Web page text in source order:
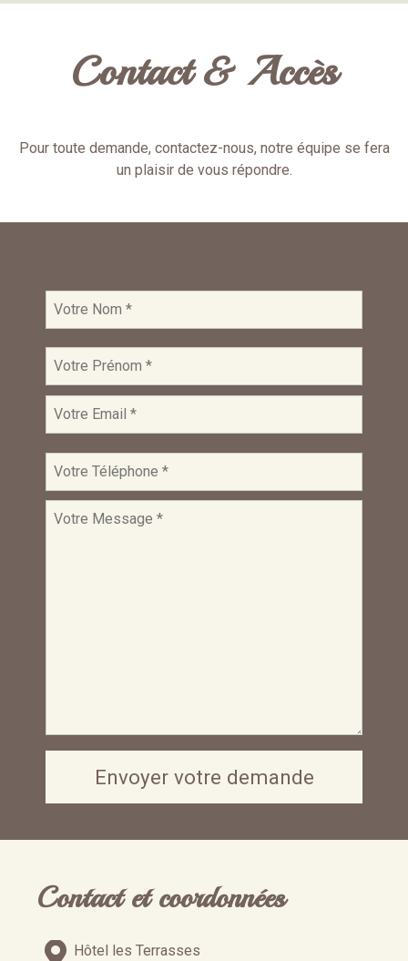
Contact & Accès
Pour toute demande, contactez-nous, notre équipe se fera
un plaisir de vous répondre.
Contact et coordonnées
Hôtel les Terrasses